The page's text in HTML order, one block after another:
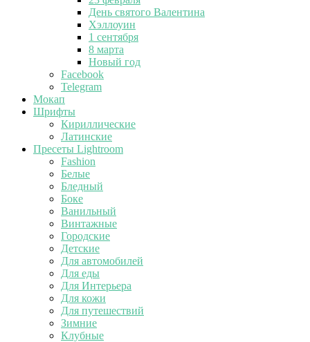
День святого Валентина
Хэллоуин
1 сентября
8 марта
Новый год
Facebook
Telegram
Мокап
Шрифты
Кириллические
Латинские
Пресеты Lightroom
Fashion
Белые
Бледный
Боке
Ванильный
Винтажные
Городские
Детские
Для автомобилей
Для еды
Для Интерьера
Для кожи
Для путешествий
Зимние
Клубные